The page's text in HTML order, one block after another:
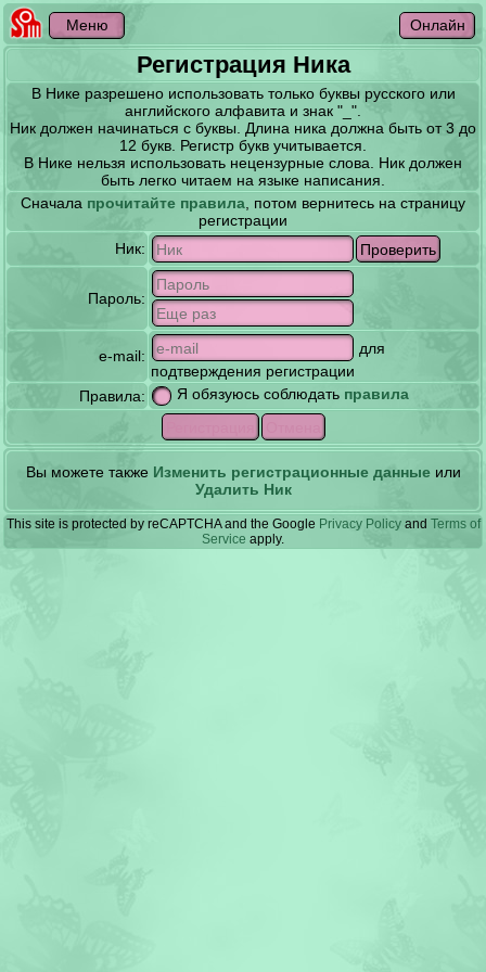
Регистрация Ника
В Нике разрешено использовать только буквы русского или
английского алфавита и знак "_".
Ник должен начинаться с буквы. Длина ника должна быть от 3 до
12 букв. Регистр букв учитывается.
В Нике нельзя использовать нецензурные слова. Ник должен
быть легко читаем на языке написания.
Сначала прочитайте правила , потом вернитесь на страницу
регистрации
Ник:
Пароль:
e-mail:
для
подтверждения регистрации
Правила:
Я обязуюсь соблюдать правила
Вы можете также Изменить регистрационные данныеили
Удалить Ник
This site is protected by reCAPTCHA and the Google Privacy Policyand Terms of
Service apply.